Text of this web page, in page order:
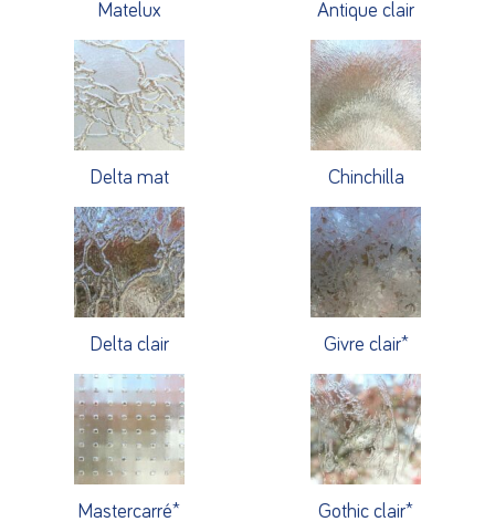
Matelux Antique clair
Delta mat Chinchilla
Delta clair Givre clair*
Mastercarré* Gothic clair*